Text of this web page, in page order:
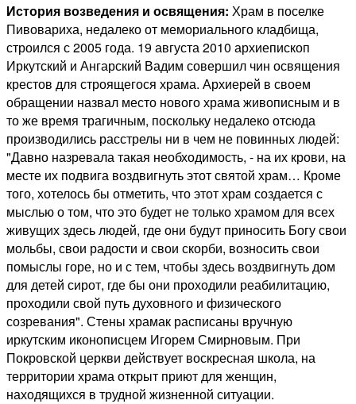
История возведения и освящения: Храм в поселке
Пивовариха, недалеко от мемориального кладбища,
строился с 2005 года. 19 августа 2010 архиепископ
Иркутский и Ангарский Вадим совершил чин освящения
крестов для строящегося храма. Архиерей в своем
обращении назвал место нового храма живописным и в
то же время трагичным, поскольку недалеко отсюда
производились расстрелы ни в чем не повинных людей:
"Давно назревала такая необходимость, - на их крови, на
месте их подвига воздвигнуть этот святой храм… Кроме
того, хотелось бы отметить, что этот храм создается с
мыслью о том, что это будет не только храмом для всех
живущих здесь людей, где они будут приносить Богу свои
мольбы, свои радости и свои скорби, возносить свои
помыслы горе, но и с тем, чтобы здесь воздвигнуть дом
для детей сирот, где бы они проходили реабилитацию,
проходили свой путь духовного и физического
созревания". Стены храмак расписаны вручную
иркутским иконописцем Игорем Смирновым. При
Покровской церкви действует воскресная школа, на
территории храма открыт приют для женщин,
находящихся в трудной жизненной ситуации.